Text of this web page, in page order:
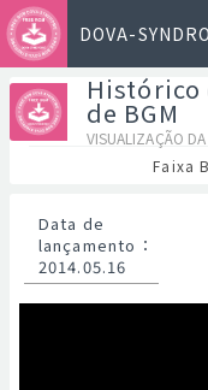
DOVA-
Histórico
de BGM
VISUALIZAÇÃO
Faixa
Data de
lançamento ：
2014.05.16